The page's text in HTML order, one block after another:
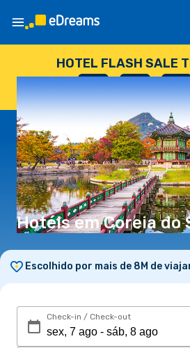
HOTEL FLASH SALE
--
DIAS
: --
HORAS
: --
MINUTOS
Hotéis em Coreia do
Escolhido por mais de 8M de
Check-in / Check-out